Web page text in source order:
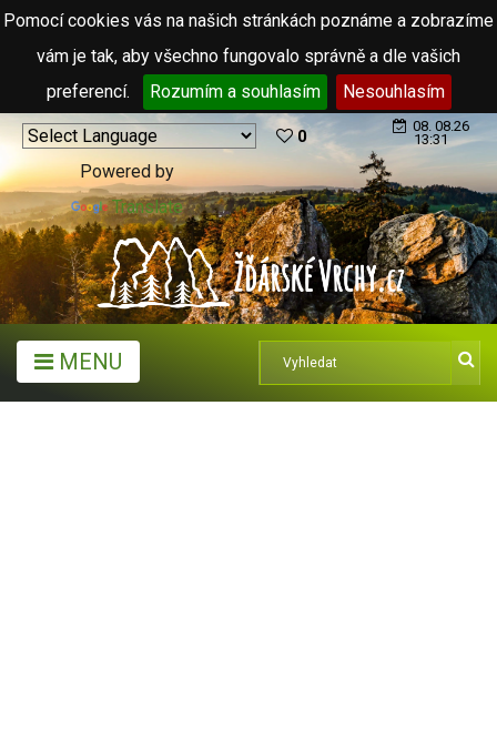
Pomocí cookies vás na našich stránkách poznáme a zobrazíme
vám je tak, aby všechno fungovalo správně a dle vašich
preferencí.
Rozumím a souhlasím Nesouhlasím
Powered by
Translate
0
08. 08.26
13:31
MENU